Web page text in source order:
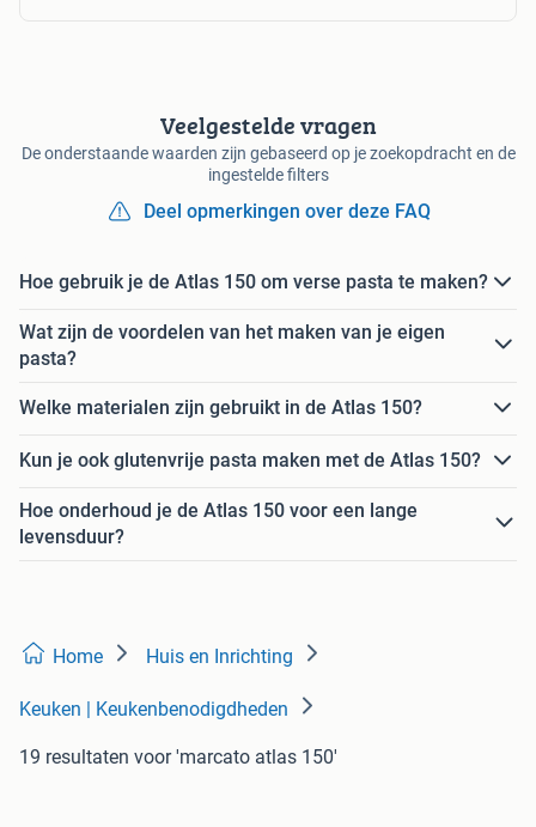
Veelgestelde vragen
De onderstaande waarden zijn gebaseerd op je zoekopdracht en de
ingestelde filters
Deel opmerkingen over deze FAQ
Hoe gebruik je de Atlas 150 om verse pasta te maken?
Wat zijn de voordelen van het maken van je eigen
pasta?
Welke materialen zijn gebruikt in de Atlas 150?
Kun je ook glutenvrije pasta maken met de Atlas 150?
Hoe onderhoud je de Atlas 150 voor een lange
levensduur?
Home Huis en Inrichting
Keuken | Keukenbenodigdheden
19 resultaten voor 'marcato atlas 150'